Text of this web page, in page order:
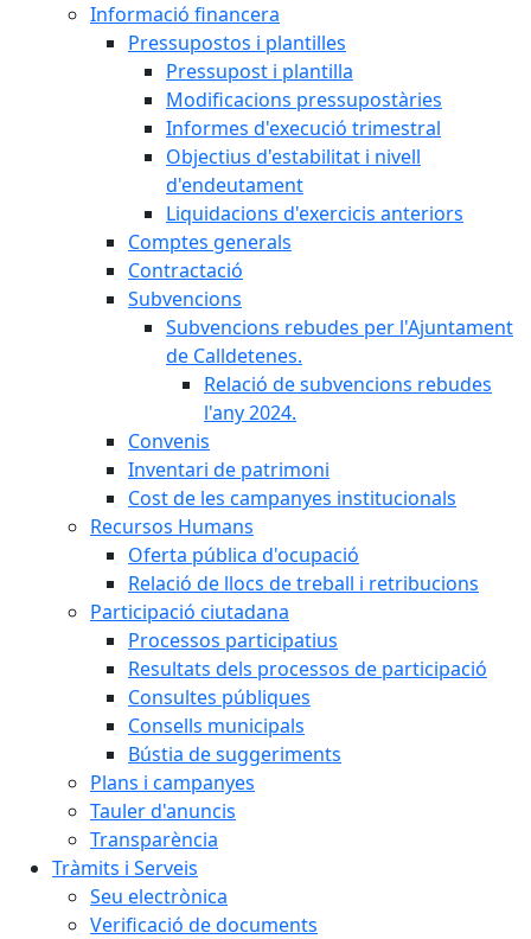
Informació financera
Pressupostos i plantilles
Pressupost i plantilla
Modificacions pressupostàries
Informes d'execució trimestral
Objectius d'estabilitat i nivell
d'endeutament
Liquidacions d'exercicis anteriors
Comptes generals
Contractació
Subvencions
Subvencions rebudes per l'Ajuntament
de Calldetenes.
Relació de subvencions rebudes
l'any 2024.
Convenis
Inventari de patrimoni
Cost de les campanyes institucionals
Recursos Humans
Oferta pública d'ocupació
Relació de llocs de treball i retribucions
Participació ciutadana
Processos participatius
Resultats dels processos de participació
Consultes públiques
Consells municipals
Bústia de suggeriments
Plans i campanyes
Tauler d'anuncis
Transparència
Tràmits i Serveis
Seu electrònica
Verificació de documents